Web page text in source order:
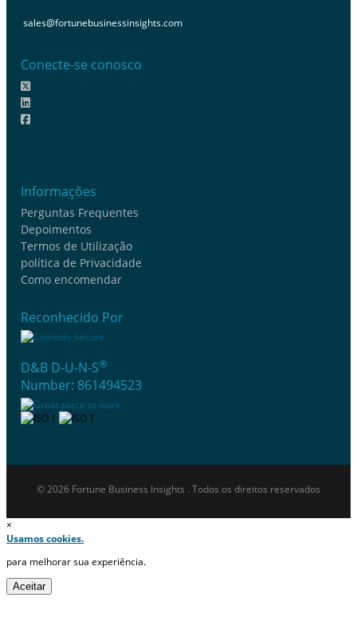
sales@fortunebusinessinsights.com
Conecte-se conosco
Informações
Perguntas Frequentes
Depoimentos
Termos de Utilização
política de Privacidade
Como encomendar
Reconhecido Por
D&B D-U-N-S®
Number: 861494523
© 2026 Fortune Business Insights . Todos os direitos reservados
×
Usamos cookies.
para melhorar sua experiência.
Aceitar